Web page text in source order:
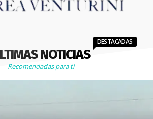
NOTICIAS
DESTACADAS
Recomendadas para ti